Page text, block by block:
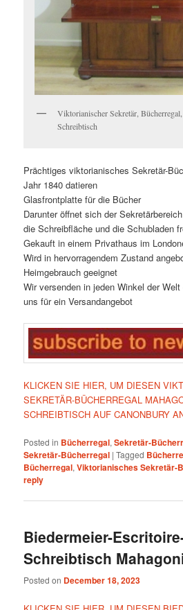
Viktorianischer Sekretär,
Schreibtisch
Prächtiges viktorianisches Sekretär-
Jahr 1840 datieren
Glasfrontplatte für die Bücher
Darunter öffnet sich der
die Schreibfläche und die Schubladen
Gekauft in einem Privathaus im
Wird in hervorragendem Zustand
Heimgebrauch geeignet
Wir versenden in jeden Winkel der
uns für ein Versandangebot
KLICKEN SIE HIER, UM DIESEN
SEKRETÄR-BÜCHERREGAL
SCHREIBTISCH AUF CANONBURY
Posted in Bücherregal,Sekretär-
Sekretär-Bücherregal |Tagged
Bücherregal,Viktorianisches Sekretär-
reply
Biedermeier-
Schreibtisch
Posted on December 18, 2023